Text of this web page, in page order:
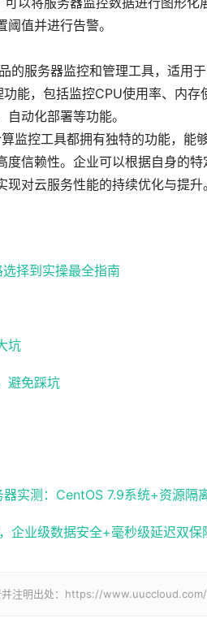
以将服务器监控数据进行图形化
值并进行告警。
服务器监控和管理工具，适用于
能，包括监控CPU使用率、内存
动化部署等功能。
监控工具都拥有独特的功能，能
信赖性。企业可以根据自身的
对云服务性能的持续优化与提升
择到实操最全指南
坑
避免踩坑
实测：CentOS 7.9系统+资源隔
业级数据安全+毫秒级延迟双保
并注明出处：https://